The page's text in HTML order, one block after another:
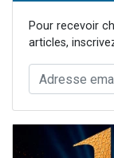
Pour recevoir
articles,